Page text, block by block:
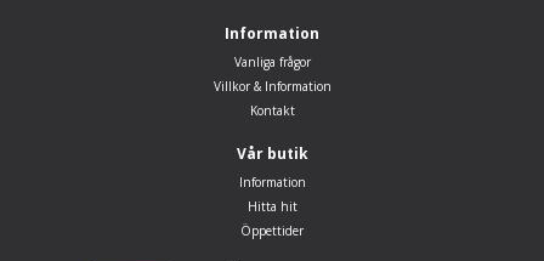
Information
Vanliga frågor
Villkor & Information
Kontakt
Vår butik
Information
Hitta hit
Öppettider